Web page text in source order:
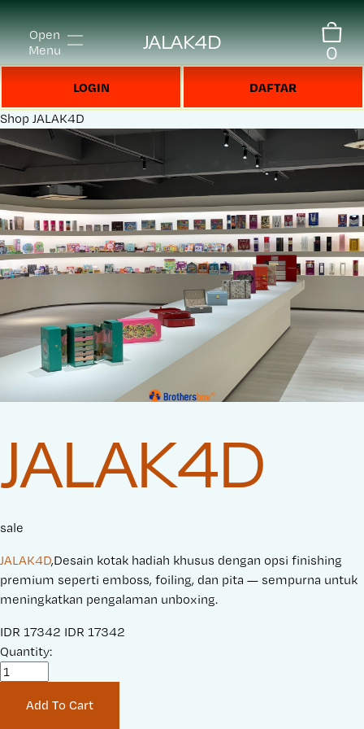
Open
Menu
JALAK4D 0
LOGIN DAFTAR
Shop JALAK4D
JALAK4D
sale
JALAK4D,Desain kotak hadiah khusus dengan opsi finishing
premium seperti emboss, foiling, dan pita — sempurna untuk
meningkatkan pengalaman unboxing.
S
a
IDR 17342 O
i
IDR 17342
Quantity:
Add To Cart